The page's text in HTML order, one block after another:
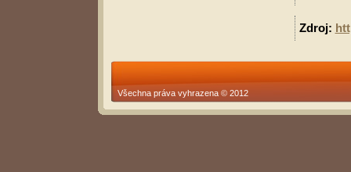
Zdroj:
Všechna práva vyhrazena © 2012